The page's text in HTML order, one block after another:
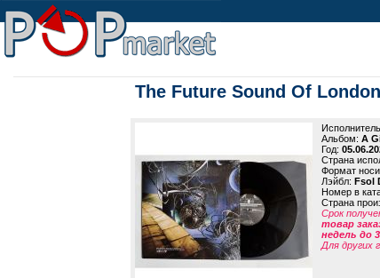
The Future Sound Of
Альбом: A
Год:
Страна
Формат
Лэйбл: Fsol
Номер в
Страна
Срок
товар
недель до
Для других